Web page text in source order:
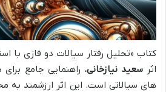
کتاب «تحلیل رفتار سیالات دو فازی با
اثرسعید نیازخانی، راهنمایی جامع
های سیالاتی است. این اثر ارزشمند به